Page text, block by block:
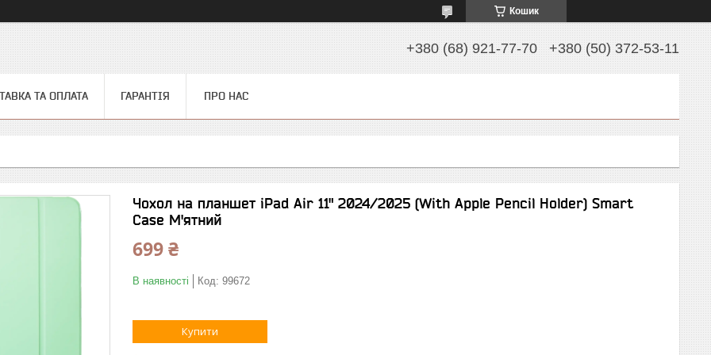
Кошик
+380 (68) 921-77-70 +380 (50) 372-53-11
ТА ОПЛАТА ГАРАНТІЯ ПРО НАС
Чохол на планшет iPad Air 11" 2024/2025 (With Apple Pencil Holder) Smart
Case М'ятний
699 ₴
В наявності Код: 99672
Купити